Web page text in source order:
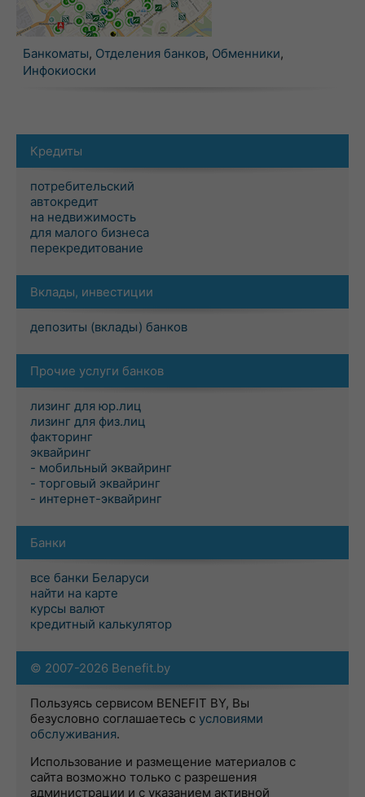
Банкоматы, Отделения банков, Обменники,
Инфокиоски
Кредиты
потребительский
автокредит
на недвижимость
для малого бизнеса
перекредитование
Вклады, инвестиции
депозиты (вклады) банков
Прочие услуги банков
лизинг для юр.лиц
лизинг для физ.лиц
факторинг
эквайринг
- мобильный эквайринг
- торговый эквайринг
- интернет-эквайринг
Банки
все банки Беларуси
найти на карте
курсы валют
кредитный калькулятор
© 2007-2026 Benefit.by
Пользуясь сервисом BENEFIT BY, Вы
безусловно соглашаетесь с условиями
обслуживания.
Использование и размещение материалов с
сайта возможно только с разрешения
администрации и с указанием активной